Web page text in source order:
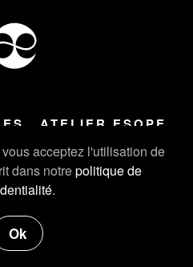
acceptez l'utilisation de
dans notrepolitique de
.
Ok
ATELIER ESOPE